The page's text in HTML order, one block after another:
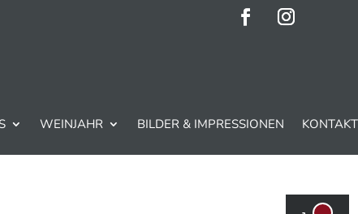
WEINJAHR BILDER & IMPRESSIONEN KONTAKT